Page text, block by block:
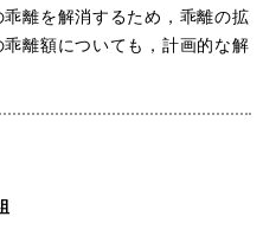
離を解消するため，乖離の拡
離額についても，計画的な解